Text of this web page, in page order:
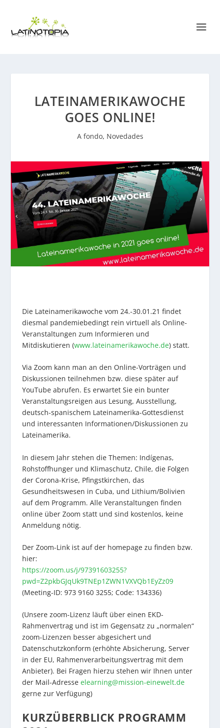
LATEINAMERIKAWOCHE
GOES ONLINE!
A fondo, Novedades
Die Lateinamerikawoche vom 24.-30.01.21 findet
diesmal pandemiebedingt rein virtuell als Online-
Veranstaltungen zum Informieren und
Mitdiskutieren (www.lateinamerikawoche.de) statt.
Via Zoom kann man an den Online-Vorträgen und
Diskussionen teilnehmen bzw. diese später auf
YouTube abrufen. Es erwartet Sie ein bunter
Veranstaltungsreigen aus Lesung, Ausstellung,
deutsch-spanischem Lateinamerika-Gottesdienst
und interessanten Informationen/Diskussionen zu
Lateinamerika.
In diesem Jahr stehen die Themen: Indígenas,
Rohstoffhunger und Klimaschutz, Chile, die Folgen
der Corona-Krise, Pfingstkirchen, das
Gesundheitswesen in Cuba, und Lithium/Bolivien
auf dem Programm. Alle Veranstaltungen finden
online über Zoom statt und sind kostenlos, keine
Anmeldung nötig.
Der Zoom-Link ist auf der homepage zu finden bzw.
hier:
https://zoom.us/j/97391603255?
pwd=Z2pkbGJqUk9TNEp1ZWN1VXVQb1EyZz09
(Meeting-ID: 973 9160 3255; Code: 134336)
(Unsere zoom-Lizenz läuft über einen EKD-
Rahmenvertrag und ist im Gegensatz zu „normalen“
zoom-Lizenzen besser abgesichert und
Datenschutzkonform (erhöhte Absicherung, Server
in der EU, Rahmenverarbeitungsvertrag mit dem
Anbieter). Bei Fragen hierzu stehen wir Ihnen unter
der Mail-Adresseelearning@mission-einewelt.de
gerne zur Verfügung)
KURZÜBERBLICK PROGRAMM